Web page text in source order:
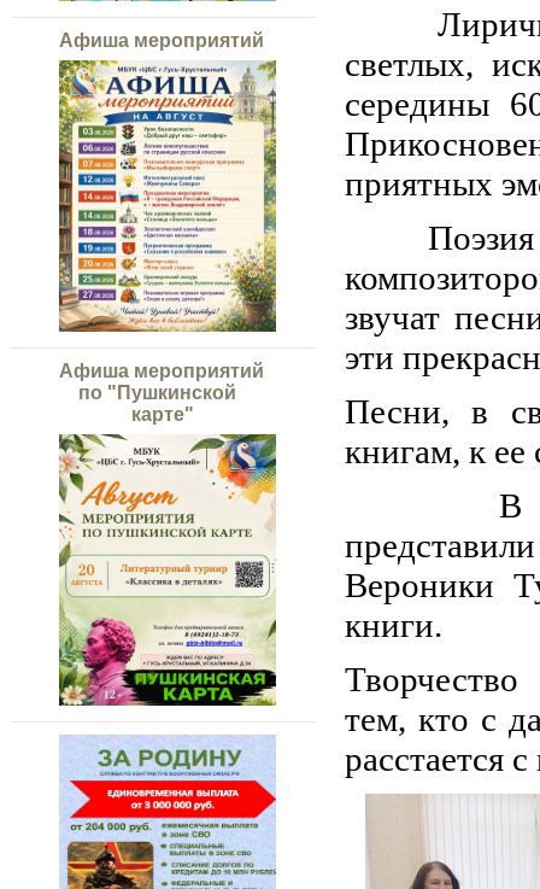
Афиша мероприятий
Афиша мероприятий
по "Пушкинской
карте"
светлых,
середины
приятных
Поэзия
звучат
эти
Песни, в
книгам, к ее
В
Вероники
книги.
тем, кто с
расстается